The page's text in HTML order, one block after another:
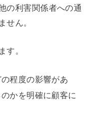
の利害関係者への通
ん。
。
程度の影響があ
かを明確に顧客に